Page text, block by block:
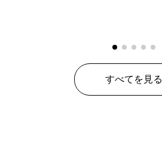
すべてを見る